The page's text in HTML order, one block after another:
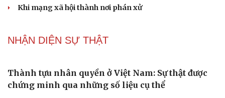
Lời đề nghị của người tình trẻ về chuyện có con chung
khiến tôi bế tắc ở tuổi 80